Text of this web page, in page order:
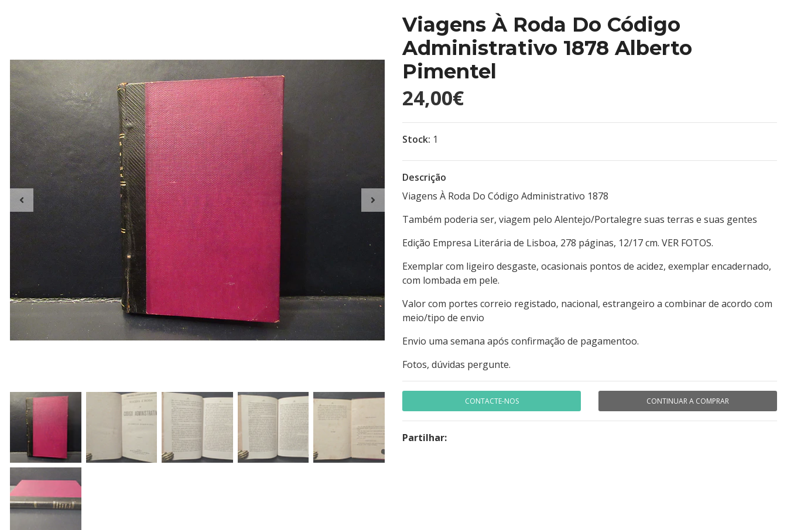
Viagens À Roda Do Código
Administrativo 1878 Alberto
Pimentel
24,00€
Stock: 1
Descrição
Viagens À Roda Do Código Administrativo 1878
Também poderia ser, viagem pelo Alentejo/Portalegre suas terras e suas gentes
Edição Empresa Literária de Lisboa, 278 páginas, 12/17 cm. VER FOTOS.
Exemplar com ligeiro desgaste, ocasionais pontos de acidez, exemplar encadernado,
com lombada em pele.
Valor com portes correio registado, nacional, estrangeiro a combinar de acordo com
meio/tipo de envio
Envio uma semana após confirmação de pagamentoo.
Fotos, dúvidas pergunte.
CONTACTE-NOS CONTINUAR A COMPRAR
Partilhar: